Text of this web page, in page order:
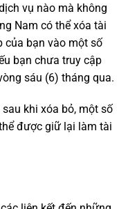
vụ nào mà không
Nam có thể xóa tài
của bạn vào một số
bạn chưa truy cập
sáu (6) tháng qua.
khi xóa bỏ, một số
được giữ lại làm tài